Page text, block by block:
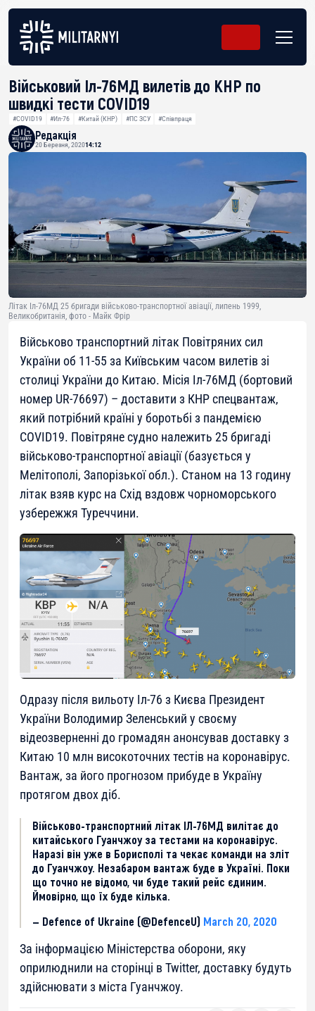
Військовий Іл-76МД вилетів до КНР по
швидкі тести COVID19
#COVID19 #Ил-76 #Китай (КНР) #ПС ЗСУ #Співпраця
Редакція
20 Березня, 202014:12
Літак Іл-76МД 25 бригади військово-транспортної авіації, липень 1999,
Великобританія, фото - Майк Фрір
Військово транспортний літак Повітряних сил
України об 11-55 за Київським часом вилетів зі
столиці України до Китаю. Місія Іл-76МД (бортовий
номер UR-76697) – доставити з КНР спецвантаж,
який потрібний країні у боротьбі з пандемією
COVID19. Повітряне судно належить 25 бригаді
військово-транспортної авіації (базується у
Мелітополі, Запорізької обл.). Станом на 13 годину
літак взяв курс на Схід вздовж чорноморського
узбережжя Туреччини.
Одразу після вильоту Іл-76 з Києва Президент
України Володимир Зеленський у своєму
відеозверненні до громадян анонсував доставку з
Китаю 10 млн високоточних тестів на коронавірус.
Вантаж, за його прогнозом прибуде в Україну
протягом двох діб.
Військово-транспортний літак ІЛ-76МД вилітає до
китайського Гуанчжоу за тестами на коронавірус.
Наразі він уже в Борисполі та чекає команди на зліт
до Гуанчжоу. Незабаром вантаж буде в Україні. Поки
що точно не відомо, чи буде такий рейс єдиним.
Ймовірно, що їх буде кілька.
— Defence of Ukraine (@DefenceU) March 20, 2020
За інформацією Міністерства оборони, яку
оприлюднили на сторінці в Twitter, доставку будуть
здійснювати з міста Гуанчжоу.